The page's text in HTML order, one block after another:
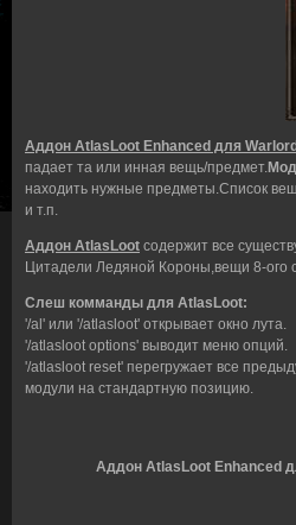
Аддон AtlasLoot Enhanced для
падает та или инная вещь/предмет.
находить нужные предметы.Список
и т.п.
Аддон AtlasLoot содержит все
Цитадели Ледяной Короны,вещи 8-ого
Слеш комманды для AtlasLoot:
'/al' или '/atlasloot' открывает окно лута.
'/atlasloot options' выводит меню опций.
'/atlasloot reset' перегружает все
модули на стандартную позицию.
Аддон AtlasLoot Enhanced